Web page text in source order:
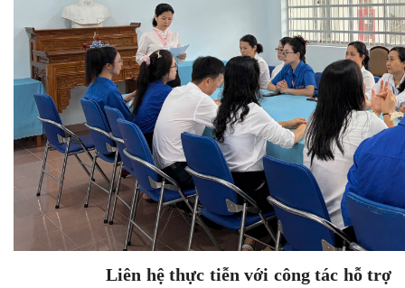
Liên hệ thực tiễn với công tác hỗ trợ